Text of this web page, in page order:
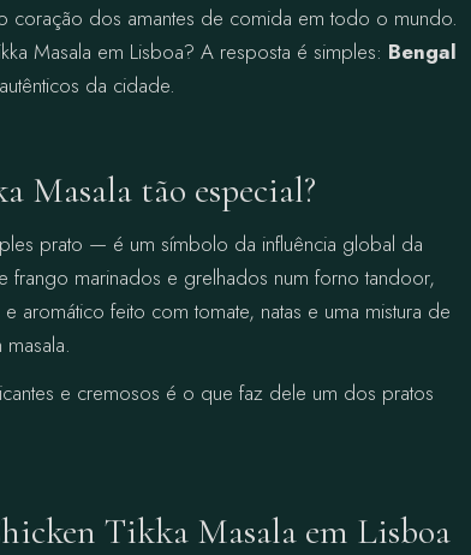
coração dos amantes de comida em todo o mundo.
Masala em Lisboa? A resposta é simples: Bengal
da cidade.
Masala tão especial?
prato — é um símbolo da influência global da
marinados e grelhados num forno tandoor,
aromático feito com tomate, natas e uma mistura de
e cremosos é o que faz dele um dos pratos
Tikka Masala em Lisboa